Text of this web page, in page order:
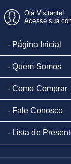
Olá Visitante!
Acesse sua
Página Inicial
Quem Somos
Como Comprar
Fale Conosco
Lista de